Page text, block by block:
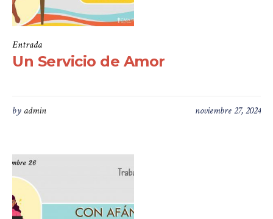
Entrada
Un Servicio de Amor
noviembre 27, 2024
by admin